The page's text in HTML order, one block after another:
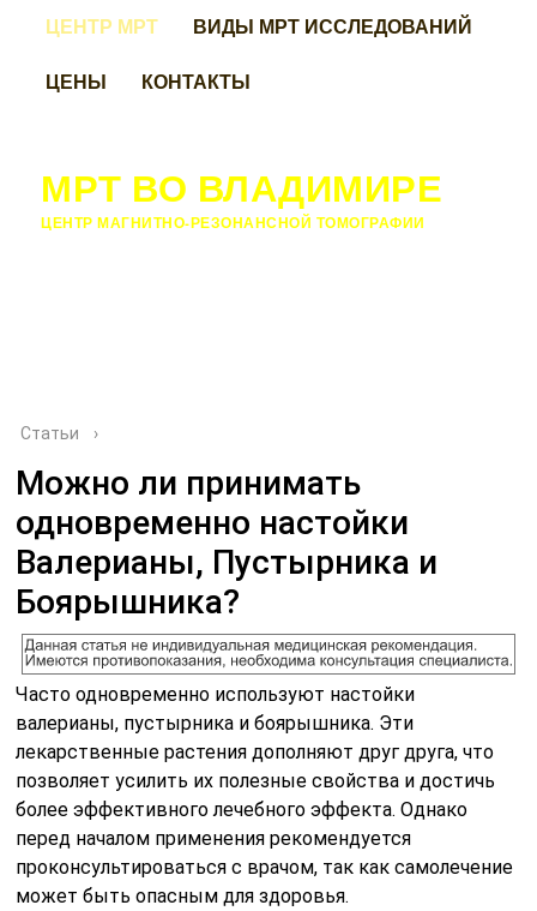
ЦЕНТР МРТ
ВИДЫ МРТ ИССЛЕДОВАНИЙ
ЦЕНЫ
КОНТАКТЫ
МРТ ВО ВЛАДИМИРЕ
ЦЕНТР МАГНИТНО-РЕЗОНАНСНОЙ ТОМОГРАФИИ
Статьи ›
Можно ли принимать
одновременно настойки
Валерианы, Пустырника и
Боярышника?
Часто одновременно используют настойки
валерианы, пустырника и боярышника. Эти
лекарственные растения дополняют друг друга, что
позволяет усилить их полезные свойства и достичь
более эффективного лечебного эффекта. Однако
перед началом применения рекомендуется
проконсультироваться с врачом, так как самолечение
может быть опасным для здоровья.